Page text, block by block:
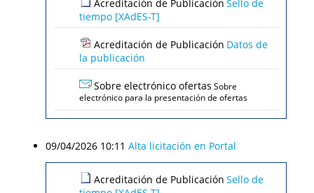
Acreditación de Publicación Sello de
tiempo [XAdES-T]
Acreditación de Publicación Datos de
la publicación
Sobre electrónico ofertas Sobre
electrónico para la presentación de ofertas
09/04/2026 10:11 Alta licitación en Portal
Acreditación de Publicación Sello de